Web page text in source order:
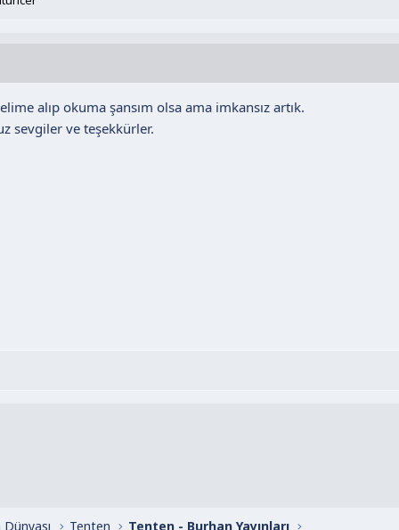
alıp okuma şansım olsa ama imkansız artık.
sevgiler ve teşekkürler.
Tenten Tenten - Burhan Yayınları